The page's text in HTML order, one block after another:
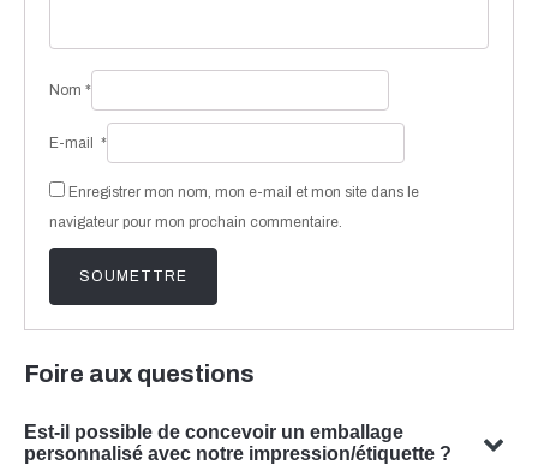
Nom *
E-mail *
Enregistrer mon nom, mon e-mail et mon site dans le
navigateur pour mon prochain commentaire.
Foire aux questions
Est-il possible de concevoir un emballage
personnalisé avec notre impression/étiquette ?